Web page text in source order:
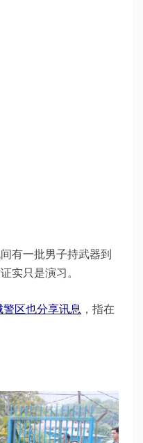
有一批男子持武器到
实只是演习。
区也分享讯息 ，指在